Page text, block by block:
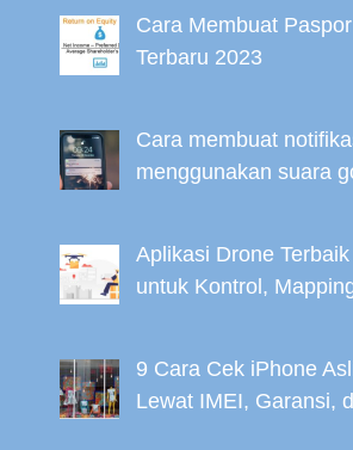
Cara Membuat
Terbaru 2023
Cara membuat
menggunakan suara
Aplikasi Drone
untuk Kontrol,
9 Cara Cek iPhone
Lewat IMEI, Garansi,